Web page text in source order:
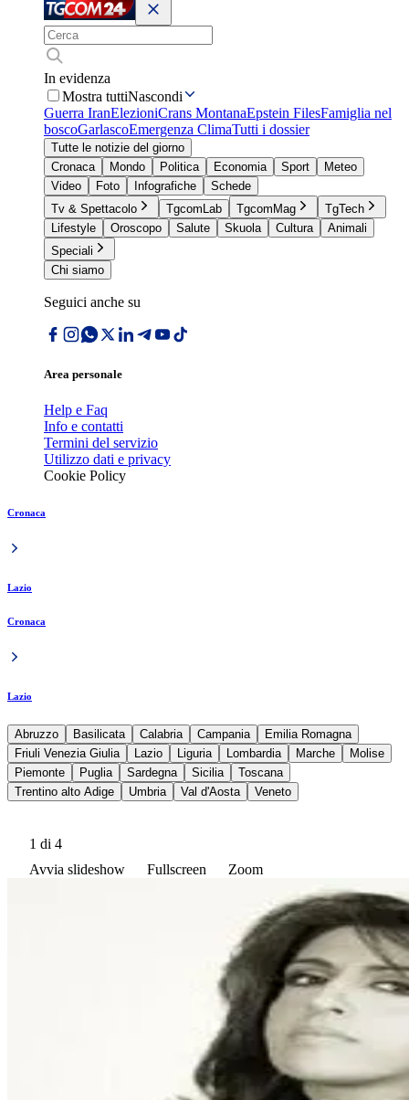
In evidenza
Mostra tuttiNascondi
Guerra IranElezioniCrans MontanaEpstein FilesFamiglia nel
boscoGarlascoEmergenza ClimaTutti i dossier
Tutte le notizie del giorno
Cronaca
Mondo Politica Economia Sport
Meteo
Video
Foto Infografiche
Schede
Tv & Spettacolo
TgcomLab TgcomMag
TgTech
Lifestyle
Oroscopo Salute Skuola Cultura
Animali
Speciali
Chi siamo
Seguici anche su
Area personale
Help e Faq
Info e contatti
Termini del servizio
Utilizzo dati e privacy
Cookie Policy
Cronaca
Lazio
Cronaca
Lazio
Abruzzo Basilicata Calabria Campania
Emilia Romagna
Friuli Venezia Giulia
Lazio Liguria Lombardia Marche
Molise
Piemonte
Puglia Sardegna Sicilia
Toscana
Trentino alto Adige
Umbria Val d'Aosta Veneto
1 di 4
Avvia slideshow
Fullscreen Zoom